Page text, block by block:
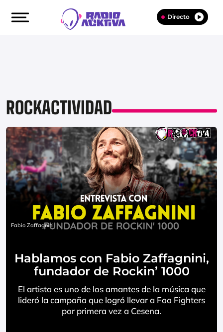
Directo
ROCKACTIVIDAD
Fabio Zaffagnini
Hablamos con Fabio Zaffagnini,
fundador de Rockin’ 1000
El artista es uno de los amantes de la música que
lideró la campaña que logró llevar a Foo Fighters
por primera vez a Cesena.